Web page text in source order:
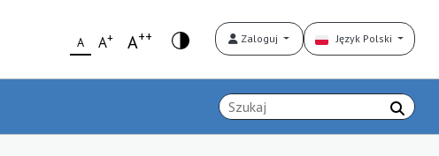
A A+ A++ Zaloguj Język Polski